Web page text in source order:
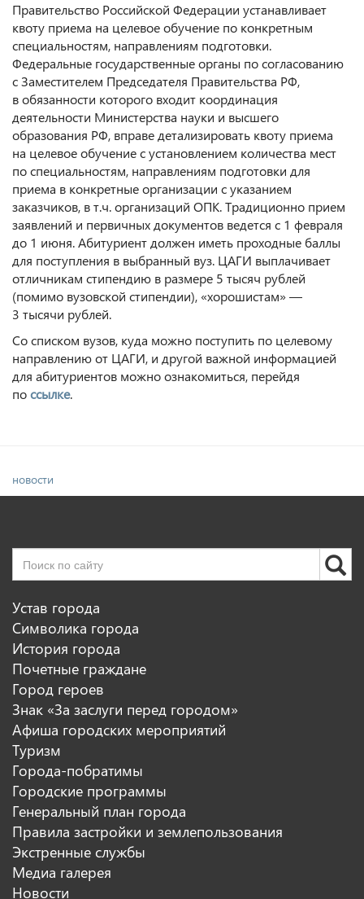
Правительство Российской Федерации устанавливает
квоту приема на целевое обучение по конкретным
специальностям, направлениям подготовки.
Федеральные государственные органы по согласованию
с Заместителем Председателя Правительства РФ,
в обязанности которого входит координация
деятельности Министерства науки и высшего
образования РФ, вправе детализировать квоту приема
на целевое обучение с установлением количества мест
по специальностям, направлениям подготовки для
приема в конкретные организации с указанием
заказчиков, в т.ч. организаций ОПК. Традиционно прием
заявлений и первичных документов ведется с 1 февраля
до 1 июня. Абитуриент должен иметь проходные баллы
для поступления в выбранный вуз. ЦАГИ выплачивает
отличникам стипендию в размере 5 тысяч рублей
(помимо вузовской стипендии), «хорошистам» —
3 тысячи рублей.
Со списком вузов, куда можно поступить по целевому
направлению от ЦАГИ, и другой важной информацией
для абитуриентов можно ознакомиться, перейдя
поссылке.
новости
Устав города
Символика города
История города
Почетные граждане
Город героев
Знак «За заслуги перед городом»
Афиша городских мероприятий
Туризм
Города-побратимы
Городские программы
Генеральный план города
Правила застройки и землепользования
Экстренные службы
Медиа галерея
Новости